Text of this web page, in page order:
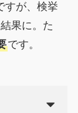
すが、検挙
果に。た
です。